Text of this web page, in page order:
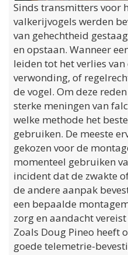
Sinds transmitters voor
valkerijvogels werden
van gehechtheid
en opstaan. Wanneer
leiden tot het verlies
verwonding, of
de vogel. Om deze
sterke meningen van
welke methode het
gebruiken. De meeste
gekozen voor de
momenteel gebruiken
incident dat de zwakte
de andere aanpak
een bepaalde
zorg en aandacht
Zoals Doug Pineo heeft
goede telemetrie-